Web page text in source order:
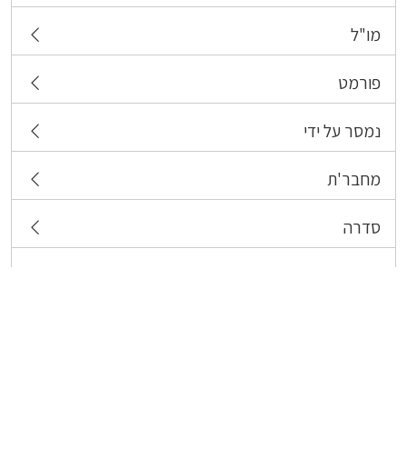
מו"ל
פורמט
נמסר על ידי
מחבר'ת
סדרה